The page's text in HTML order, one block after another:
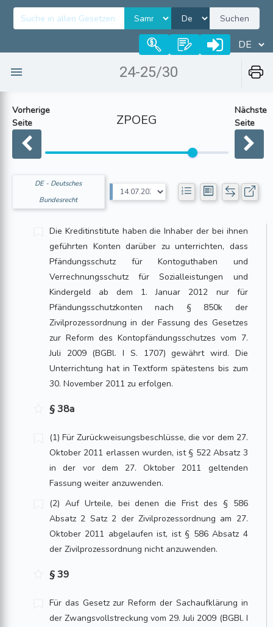
Suchen
24-25/30
Vorherige
Seite
ZPOEG
Nächste
Seite
DE - Deutsches
Bundesrecht
Die Kreditinstitute haben die Inhaber der bei ihnen
geführten Konten darüber zu unterrichten, dass
Pfändungsschutz für Kontoguthaben und
Verrechnungsschutz für Sozialleistungen und
Kindergeld ab dem 1. Januar 2012 nur für
Pfändungsschutzkonten nach § 850k der
Zivilprozessordnung in der Fassung des Gesetzes
zur Reform des Kontopfändungsschutzes vom 7.
Juli 2009 (BGBl. I S. 1707) gewährt wird. Die
Unterrichtung hat in Textform spätestens bis zum
30. November 2011 zu erfolgen.
§ 38a
(1) Für Zurückweisungsbeschlüsse, die vor dem 27.
Oktober 2011 erlassen wurden, ist § 522 Absatz 3
in der vor dem 27. Oktober 2011 geltenden
Fassung weiter anzuwenden.
(2) Auf Urteile, bei denen die Frist des § 586
Absatz 2 Satz 2 der Zivilprozessordnung am 27.
Oktober 2011 abgelaufen ist, ist § 586 Absatz 4
der Zivilprozessordnung nicht anzuwenden.
§ 39
Für das Gesetz zur Reform der Sachaufklärung in
der Zwangsvollstreckung vom 29. Juli 2009 (BGBl. I